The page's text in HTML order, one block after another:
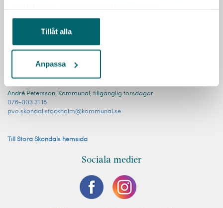
Tillåt alla
Anpassa
Har du frågor om tjänsten? Hör av dig!
annchristine.zini@storaskondal.se
Facklig företrädare
André Petersson, Kommunal, tillgänglig torsdagar
076-003 31 18
pvo.skondal.stockholm@kommunal.se
Till Stora Sköndals hemsida
Sociala medier